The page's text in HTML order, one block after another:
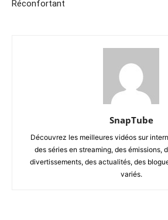
Réconfortant
SnapTube
Découvrez les meilleures vidéos sur
des séries en streaming, des émissions,
divertissements, des actualités, des
variés.